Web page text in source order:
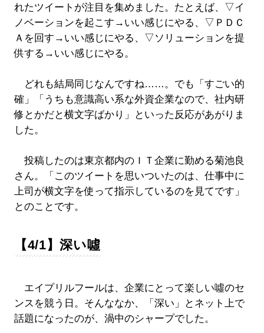
れたツイートが注目を集めました。たとえば、▽イ
ノベーションを起こす→いい感じにやる、▽ＰＤＣ
Ａを回す→いい感じにやる、▽ソリューションを提
供する→いい感じにやる。
どれも結局同じなんですね……。でも「すごい的
確」「うちも意識高い系な外資企業なので、社内研
修とかだと横文字ばかり」といった反応があがりま
した。
投稿したのは東京都内のＩＴ企業に勤める菊池良
さん。「このツイートを思いついたのは、仕事中に
上司が横文字を使って指示しているのを見てです」
とのことです。
【4/1】深い噓
エイプリルフールは、企業にとって楽しい噓のセ
ンスを競う日。そんななか、「深い」とネット上で
話題になったのが、渦中のシャープでした。